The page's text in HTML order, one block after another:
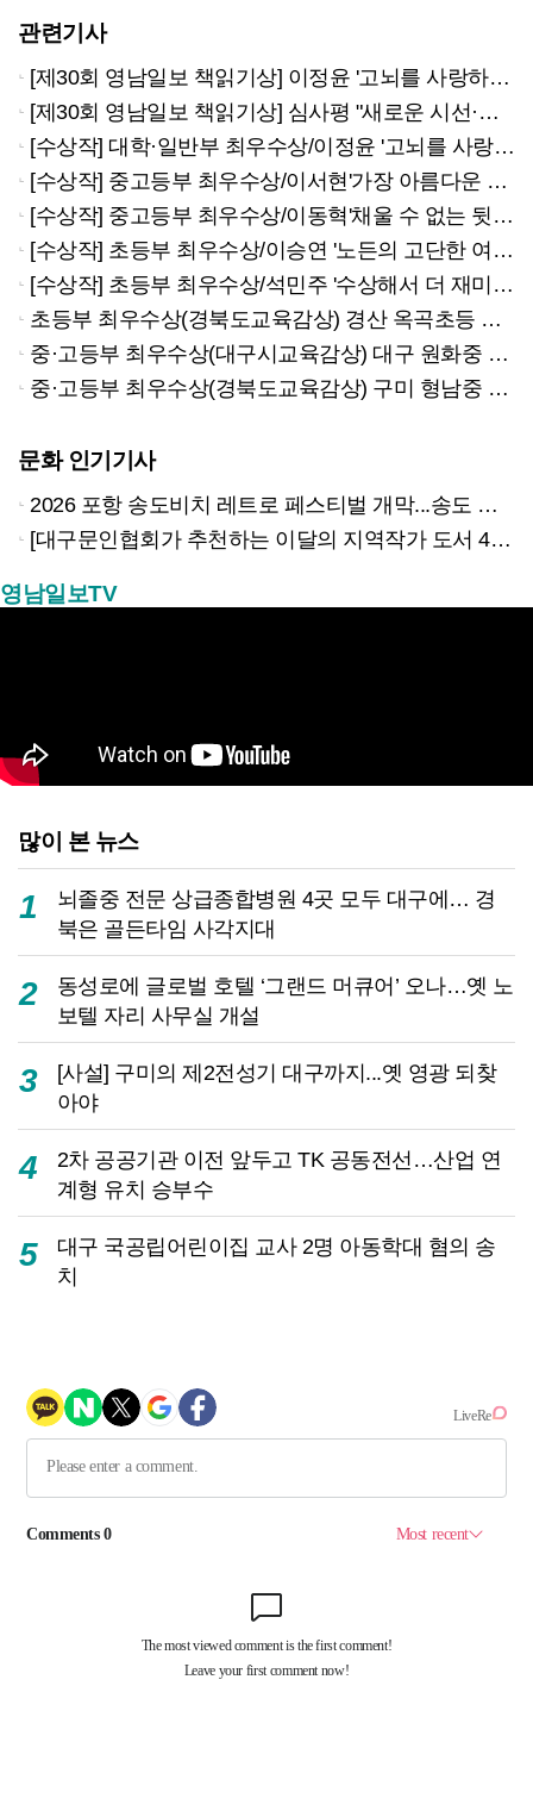
관련기사
[제30회 영남일보 책읽기상] 이정윤 '고뇌를 사랑하는 법' 대학·일반부 최우수
[제30회 영남일보 책읽기상] 심사평 "새로운 시선·논리적 전개 돋보여"
[수상작] 대학·일반부 최우수상/이정윤 '고뇌를 사랑하는 법'
[수상작] 중고등부 최우수상/이서현'가장 아름다운 나의 노래를 위해'
[수상작] 중고등부 최우수상/이동혁'채울 수 없는 뒷말'
[수상작] 초등부 최우수상/이승연 '노든의 고단한 여정'
[수상작] 초등부 최우수상/석민주 '수상해서 더 재미있다'
초등부 최우수상(경북도교육감상) 경산 옥곡초등 석민주
중·고등부 최우수상(대구시교육감상) 대구 원화중 이서현
중·고등부 최우수상(경북도교육감상) 구미 형남중 이동혁
문화 인기기사
2026 포항 송도비치 레트로 페스티벌 개막...송도 밤바다 달군 레트로 열기
[대구문인협회가 추천하는 이달의 지역작가 도서 4권]
영남일보TV
많이 본 뉴스
1
뇌졸중 전문 상급종합병원 4곳 모두 대구에… 경
북은 골든타임 사각지대
2
동성로에 글로벌 호텔 ‘그랜드 머큐어’ 오나…옛 노
보텔 자리 사무실 개설
3
[사설] 구미의 제2전성기 대구까지...옛 영광 되찾
아야
4
2차 공공기관 이전 앞두고 TK 공동전선…산업 연
계형 유치 승부수
5
대구 국공립어린이집 교사 2명 아동학대 혐의 송
치